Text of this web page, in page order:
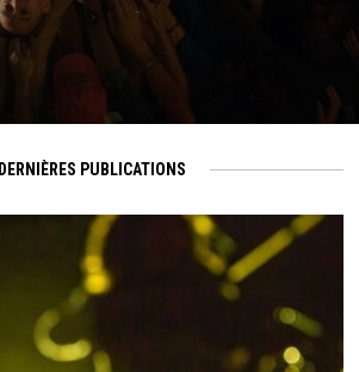
DERNIÈRES PUBLICATIONS